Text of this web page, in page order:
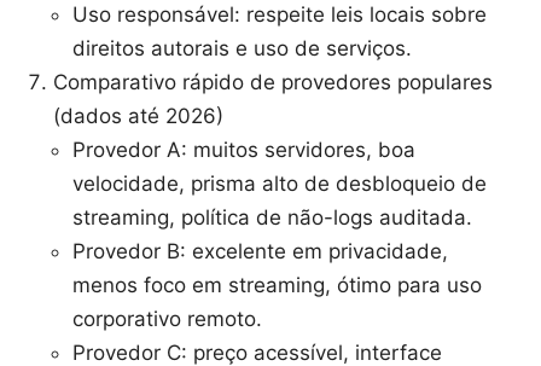
Uso responsável: respeite leis locais sobre
direitos autorais e uso de serviços.
Comparativo rápido de provedores populares
(dados até 2026)
Provedor A: muitos servidores, boa
velocidade, prisma alto de desbloqueio de
streaming, política de não-logs auditada.
Provedor B: excelente em privacidade,
menos foco em streaming, ótimo para uso
corporativo remoto.
Provedor C: preço acessível, interface